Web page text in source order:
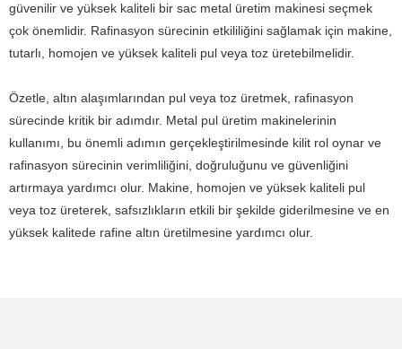
güvenilir ve yüksek kaliteli bir sac metal üretim makinesi seçmek
çok önemlidir. Rafinasyon sürecinin etkililiğini sağlamak için makine,
tutarlı, homojen ve yüksek kaliteli pul veya toz üretebilmelidir.
Özetle, altın alaşımlarından pul veya toz üretmek, rafinasyon
sürecinde kritik bir adımdır. Metal pul üretim makinelerinin
kullanımı, bu önemli adımın gerçekleştirilmesinde kilit rol oynar ve
rafinasyon sürecinin verimliliğini, doğruluğunu ve güvenliğini
artırmaya yardımcı olur. Makine, homojen ve yüksek kaliteli pul
veya toz üreterek, safsızlıkların etkili bir şekilde giderilmesine ve en
yüksek kalitede rafine altın üretilmesine yardımcı olur.